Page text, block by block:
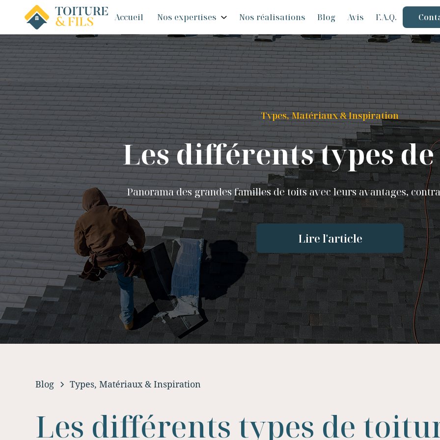
Accueil Nos expertises Nos réalisations Blog Avis F.A.Q.
Types, Matériaux & Inspiration
Les différents types
Panorama des grandes familles de toits avec leurs avantages,
Lire l'article
Blog Types, Matériaux & Inspiration
Les différents types de